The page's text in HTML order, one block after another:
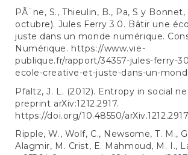
PÃ¨ne, S., Thieulin, B., Pa, S y Bonnet,
octubre). Jules Ferry 3.0. Bâtir une
juste dans un monde numérique.
Numérique. https://www.vie-
publique.fr/rapport/34357-jules-ferry-
ecole-creative-et-juste-dans-un-
Pfaltz, J. L. (2012). Entropy in social
preprint arXiv:1212.2917.
https://doi.org/10.48550/arXiv.1212.2917
Ripple, W., Wolf, C., Newsome, T. M.,
Alagmir, M. Crist, E. Mahmoud, M. I.,